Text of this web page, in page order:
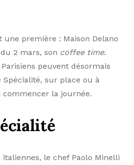
une première : Maison Delano
2 mars, son coffee time.
peuvent désormais
sur place ou à
la journée.
italiennes, le chef Paolo Minelli